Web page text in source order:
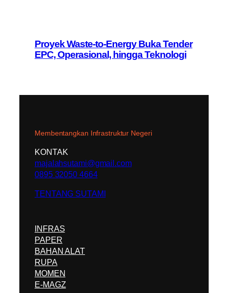
Proyek Waste-to-Energy Buka Tender
EPC, Operasional, hingga Teknologi
Membentangkan Infrastruktur Negeri
KONTAK
majalahsutami@gmail.com
0895 32050 4664
TENTANG SUTAMI
INFRAS
PAPER
BAHAN ALAT
RUPA
MOMEN
E-MAGZ